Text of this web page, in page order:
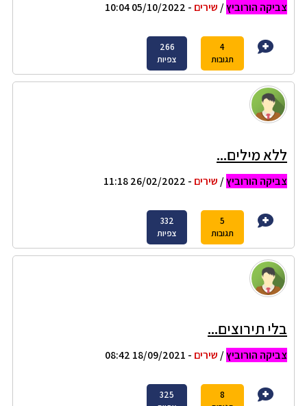
צביקה הורוביץ/ שירים - 05/10/2022 10:04
4
תגובות
266
צפיות
ללא מילים...
צביקה הורוביץ/ שירים - 26/02/2022 11:18
5
תגובות
332
צפיות
בלי תירוצים...
צביקה הורוביץ/ שירים - 18/09/2021 08:42
8
325